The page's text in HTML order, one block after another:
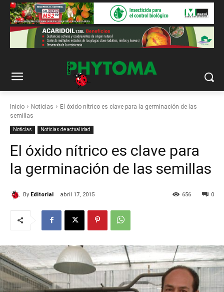
Inicio Noticias
El óxido nítrico es clave para la germinación de las
semillas
Noticias Noticias de actualidad
El óxido nítrico es clave para
la germinación de las semillas
By Editorial abril 17, 2015 0
656